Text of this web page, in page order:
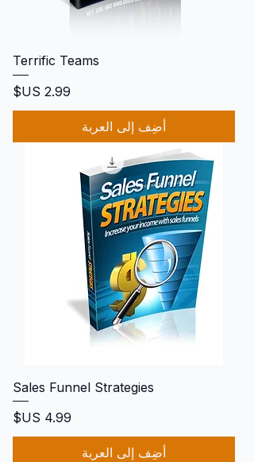
Terrific Teams
السعر
أضِف إلى العربة
Sales Funnel Strategies
السعر
أضِف إلى العربة